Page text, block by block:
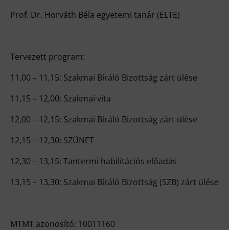
Prof. Dr. Horváth Béla egyetemi tanár (ELTE)
Tervezett program:
11,00 – 11,15: Szakmai Bíráló Bizottság zárt ülése
11,15 – 12,00: Szakmai vita
12,00 – 12,15: Szakmai Bíráló Bizottság zárt ülése
12,15 – 12,30: SZÜNET
12,30 – 13,15: Tantermi habilitációs előadás
13,15 – 13,30: Szakmai Bíráló Bizottság (SZB) zárt ülése
MTMT azonosító: 10011160